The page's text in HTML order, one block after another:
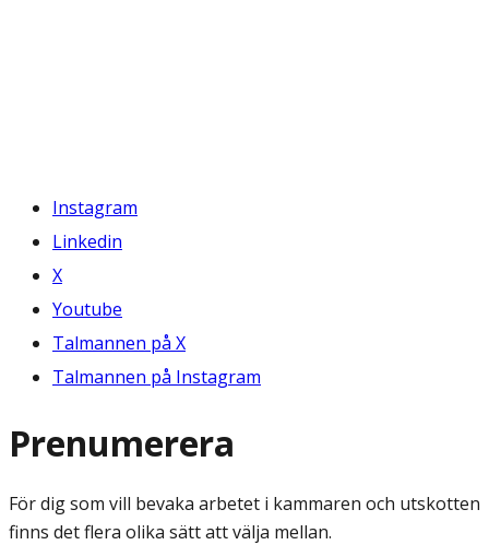
Instagram
Linkedin
X
Youtube
Talmannen på X
Talmannen på Instagram
Prenumerera
För dig som vill bevaka arbetet i kammaren och utskotten
finns det flera olika sätt att välja mellan.